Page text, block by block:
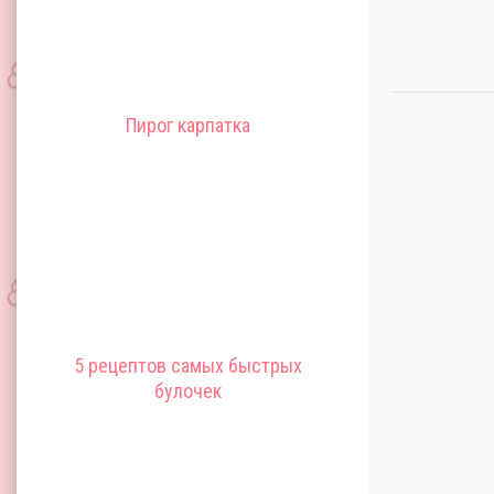
Пирог карпатка
5 рецептов самых быстрых
булочек